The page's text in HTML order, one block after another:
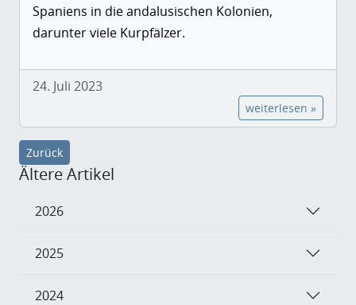
Spaniens in die andalusischen Kolonien,
darunter viele Kurpfälzer.
24. Juli 2023
weiterlesen »
Zurück
Ältere Artikel
2026
2025
2024